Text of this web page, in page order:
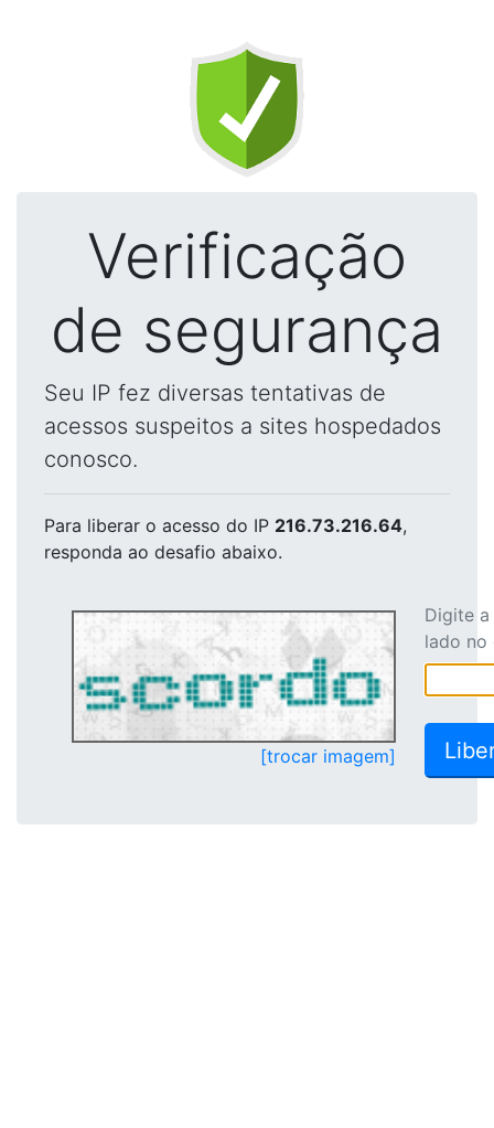
Verificação
de segurança
Seu IP fez diversas tentativas de
acessos suspeitos a sites hospedados
conosco.
Para liberar o acesso do IP 216.73.216.64,
responda ao desafio abaixo.
[trocar imagem]
Digite
lado no